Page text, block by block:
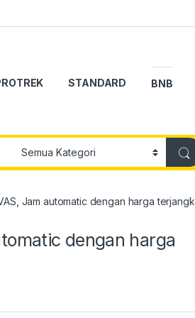
STANDARD BNB
Jam automatic dengan harga
dengan harga